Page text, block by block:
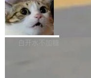
SS 圆角虚线样式中可能存
的图像元素不在同一个子树
联 加...
通过拉取过去一年内（从
至今）的所有 commit，同
经过人工复核，准确度令
社区爱好者提供了高效跟
和休闲娱乐竞争时间。" 这
ebastian Pipping 写在博客
他宣布了一个新消息：从
他可以全职维护 libexpat
Firefox 153.0.3 发布
Firefox 153.0.3 现已发布
下： New Smart Window
白开水不加糖